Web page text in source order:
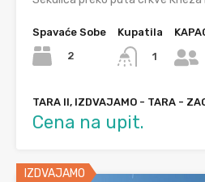
Spavaće Sobe
2
Kupatila
1
TARA II, IZDVAJAMO - TARA -
Cena na upit.
IZDVAJAMO